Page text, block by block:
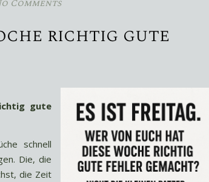
Comments
richtig gute
gute
schnell
Die, die
die Zeit